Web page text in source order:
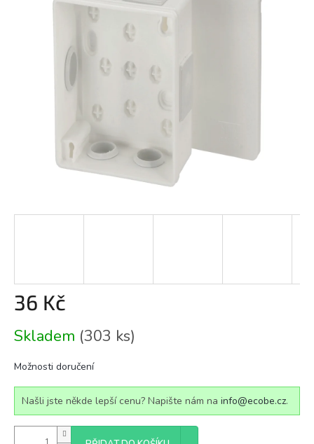
36 Kč
cena:
Skladem (303 ks)
Možnosti doručení
Našli jste někde lepší cenu? Napište nám na info@ecobe.cz.